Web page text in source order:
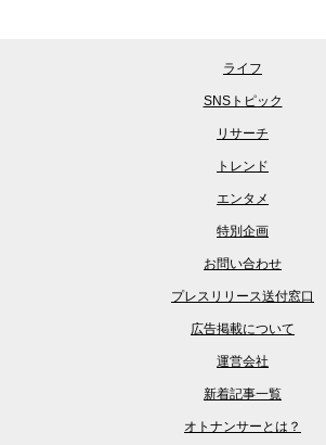
ライフ
SNSトピック
リサーチ
トレンド
エンタメ
特別企画
お問い合わせ
プレスリリース送付窓口
広告掲載について
運営会社
新着記事一覧
オトナンサーとは？